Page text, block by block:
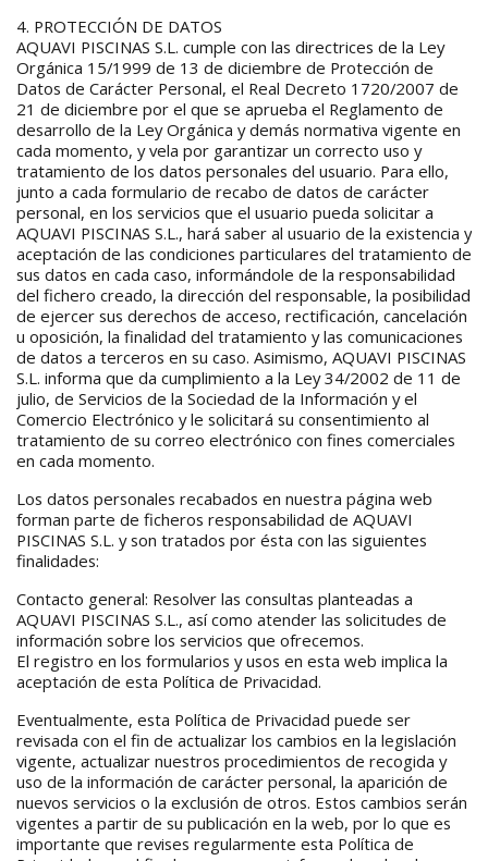
4. PROTECCIÓN DE DATOS
AQUAVI PISCINAS S.L. cumple con las directrices de la Ley
Orgánica 15/1999 de 13 de diciembre de Protección de
Datos de Carácter Personal, el Real Decreto 1720/2007 de
21 de diciembre por el que se aprueba el Reglamento de
desarrollo de la Ley Orgánica y demás normativa vigente en
cada momento, y vela por garantizar un correcto uso y
tratamiento de los datos personales del usuario. Para ello,
junto a cada formulario de recabo de datos de carácter
personal, en los servicios que el usuario pueda solicitar a
AQUAVI PISCINAS S.L., hará saber al usuario de la existencia y
aceptación de las condiciones particulares del tratamiento de
sus datos en cada caso, informándole de la responsabilidad
del fichero creado, la dirección del responsable, la posibilidad
de ejercer sus derechos de acceso, rectificación, cancelación
u oposición, la finalidad del tratamiento y las comunicaciones
de datos a terceros en su caso. Asimismo, AQUAVI PISCINAS
S.L. informa que da cumplimiento a la Ley 34/2002 de 11 de
julio, de Servicios de la Sociedad de la Información y el
Comercio Electrónico y le solicitará su consentimiento al
tratamiento de su correo electrónico con fines comerciales
en cada momento.
Los datos personales recabados en nuestra página web
forman parte de ficheros responsabilidad de AQUAVI
PISCINAS S.L. y son tratados por ésta con las siguientes
finalidades:
Contacto general: Resolver las consultas planteadas a
AQUAVI PISCINAS S.L., así como atender las solicitudes de
información sobre los servicios que ofrecemos.
El registro en los formularios y usos en esta web implica la
aceptación de esta Política de Privacidad.
Eventualmente, esta Política de Privacidad puede ser
revisada con el fin de actualizar los cambios en la legislación
vigente, actualizar nuestros procedimientos de recogida y
uso de la información de carácter personal, la aparición de
nuevos servicios o la exclusión de otros. Estos cambios serán
vigentes a partir de su publicación en la web, por lo que es
importante que revises regularmente esta Política de